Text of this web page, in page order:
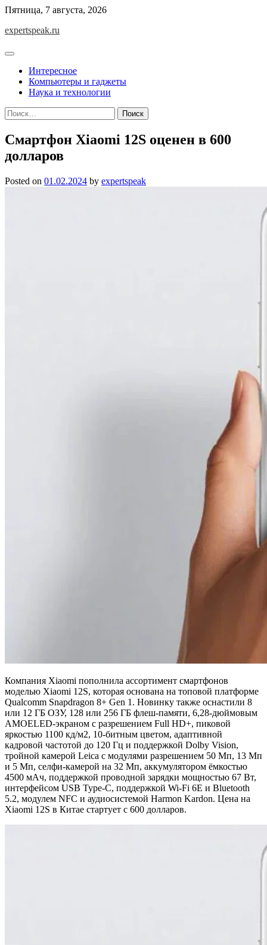
Skip
content
Пятница, 7 августа, 2026
expertspeak.ru
Интересное
Компьютеры и гаджеты
Наука и технологии
Найти:
Смартфон Xiaomi 12S оценен в 600
долларов
Posted on 01.02.2024 by expertspeak
Компания Xiaomi пополнила ассортимент смартфонов
моделью Xiaomi 12S, которая основана на топовой платформе
Qualcomm Snapdragon 8+ Gen 1. Новинку также оснастили 8
или 12 ГБ ОЗУ, 128 или 256 ГБ флеш-памяти, 6,28-дюймовым
AMOELED-экраном с разрешением Full HD+, пиковой
яркостью 1100 кд/м2, 10-битным цветом, адаптивной
кадровой частотой до 120 Гц и поддержкой Dolby Vision,
тройной камерой Leica с модулями разрешением 50 Мп, 13 Мп
и 5 Мп, селфи-камерой на 32 Мп, аккумулятором ёмкостью
4500 мАч, поддержкой проводной зарядки мощностью 67 Вт,
интерфейсом USB Type-C, поддержкой Wi-Fi 6E и Bluetooth
5.2, модулем NFC и аудиосистемой Harmon Kardon. Цена на
Xiaomi 12S в Китае стартует с 600 долларов.